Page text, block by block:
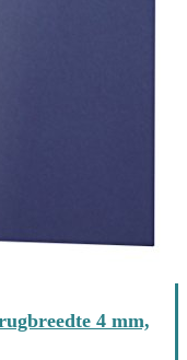
4 mm,